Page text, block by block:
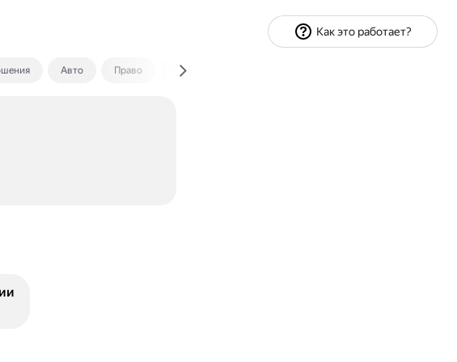
Авто Право Экономика и финансы
Как это работает?